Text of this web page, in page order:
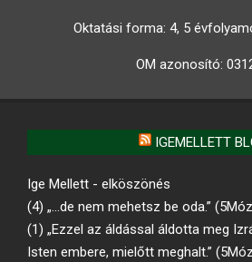
Oktatási forma: 4, 5
OM azonosító:
IGEMELLETT
Ige Mellett - elköszönés
(4) „…de nem mehetsz be oda.”
(1) „Ezzel az áldással áldotta meg
Isten embere, mielőtt meghalt.”